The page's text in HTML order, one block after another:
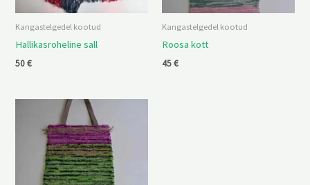
Kangastelgedel kootud
Hallikasroheline sall
50€
Kangastelgedel kootud
Roosa kott
45€